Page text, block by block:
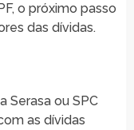
o próximo passo
das dívidas.
Serasa ou SPC
as dívidas